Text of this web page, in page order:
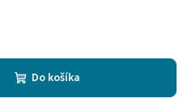
Do košíka